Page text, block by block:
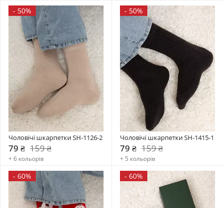
- 50%
Чоловічі шкарпетки SH-1126-2
79 ₴ 159 ₴
+ 6 кольорів
- 50%
Чоловічі шкарпетки SH-1415-1
79 ₴ 159 ₴
+ 5 кольорів
- 60% - 60%